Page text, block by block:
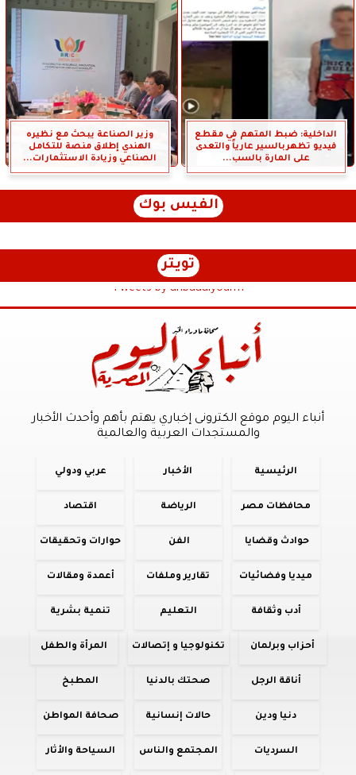
الداخلية: ضبط المتهم في مقطع
فيديو تظهربالسير عارياً والتعدى
على المارة بالسب...
وزير الصناعة يبحث مع نظيره
الهندي إطلاق منصة للتكامل
الصناعي وزيادة الاستثمارات...
الفيس بوك
تويتر
Tweets by anbaaalyoum1
أنباء اليوم موقع الكترونى إخباري يهتم بأهم وأحدث الأخبار
والمستجدات العربية والعالمية
الرئيسية الأخبار عربي ودولي
محافظات مصر الرياضة اقتصاد
حوادث وقضايا الفن حوارات وتحقيقات
ميديا وفضائيات تقارير وملفات أعمدة ومقالات
أدب وثقافة التعليم تنمية بشرية
أحزاب وبرلمان تكنولوجيا و إتصالات المرأة والطفل
أناقة الرجل صحتك بالدنيا المطبخ
دنيا ودين حالات إنسانية صحافة المواطن
السرديات المجتمع والناس السياحة والأثار